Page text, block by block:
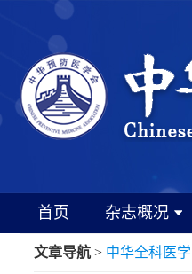
首页 杂志概况
文章导航 > 中华全科医学